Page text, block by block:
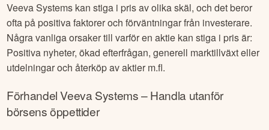
Veeva Systems kan stiga i pris av olika skäl, och det beror
ofta på positiva faktorer och förväntningar från investerare.
Några vanliga orsaker till varför en aktie kan stiga i pris är:
Positiva nyheter, ökad efterfrågan, generell marktillväxt eller
utdelningar och återköp av aktier m.fl.
FörhandelVeeva Systems– Handla utanför
börsens öppettider